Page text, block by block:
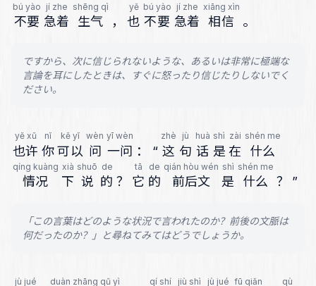
bú yào
不要
jí zhe
急着
shēng qì
生气 ，
yě
也
bú yào
不要
jí zhe
急着
xiāng xìn
相信 。
ですから、次に信じられないような、あるいは非常に極端な
言論を耳にしたときは、すぐに怒ったり信じたりしないでく
ださい。
yě xǔ
也许
nǐ
你
kě yǐ
可以
wèn
问
yī wèn
一问 ： “
zhè
这
jù
句
huà
话
shì
是
zài
在
shén me
什么
qíng kuàng
情况
xià
下
shuō
说
de
的 ？
tā
它
de
的
qián hòu wén
前后文
shì
是
shén me
什么 ？ ”
「この言葉はどのような状況で言われたのか？前後の文脈は
何だったのか？」と尋ねてみてはどうでしょうか。
jù jué duàn zhāng qǔ yì qí shí jiù shì jù jué fū qiǎn qù